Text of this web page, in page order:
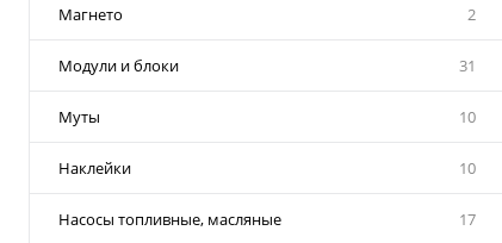
Магнето 2
Модули и блоки 31
Муты 10
Наклейки 10
Насосы топливные, масляные 17